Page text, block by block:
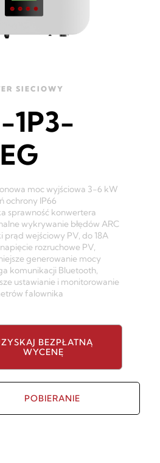
SIECIOWY
1P3-
moc wyjściowa 3-6 kW
ochrony IP66
sprawność konwertera
wykrywanie błędów ARC
prąd wejściowy PV, do 18A
rozruchowe PV,
generowanie mocy
komunikacji Bluetooth,
ustawianie i monitorowanie
falownika
BEZPŁATNĄ
WYCENĘ
POBIERANIE